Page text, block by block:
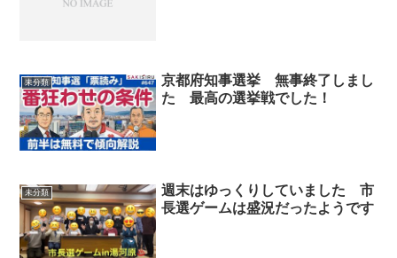
未分類
京都府知事選挙 無事終了しまし
た 最高の選挙戦でした！
未分類
週末はゆっくりしていました 市
長選ゲームは盛況だったようです